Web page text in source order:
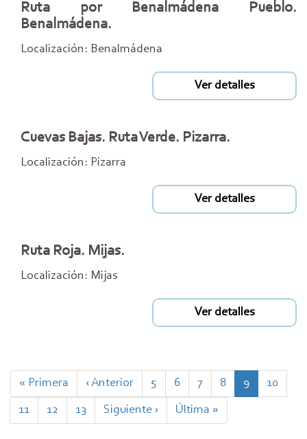
Ruta por Benalmádena Pueblo.
Benalmádena.
Localización: Benalmádena
Ver detalles
Cuevas Bajas. Ruta Verde. Pizarra.
Localización: Pizarra
Ver detalles
Ruta Roja. Mijas.
Localización: Mijas
Ver detalles
Paginación
Primera
página
« Primera
Página
anterior
‹ Anterior Page
5 Page
6 Page
7 Page
8
Página
actual
9 Page
10
Page
11 Page
12 Page
13
Siguiente
página
Siguiente ›
Última
página
Última »